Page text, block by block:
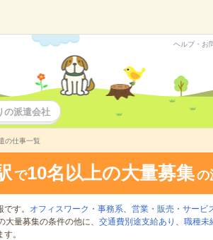
ヘルプ・お
の派遣会社
の仕事一覧
で10名以上の大量募集の
す。 オフィスワーク・事務系、 営業・販売・サービ
量募集の条件の他に、 交通費別途支給あり 、 職種未
。